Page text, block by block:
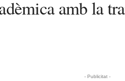
amb la
- Publicitat -